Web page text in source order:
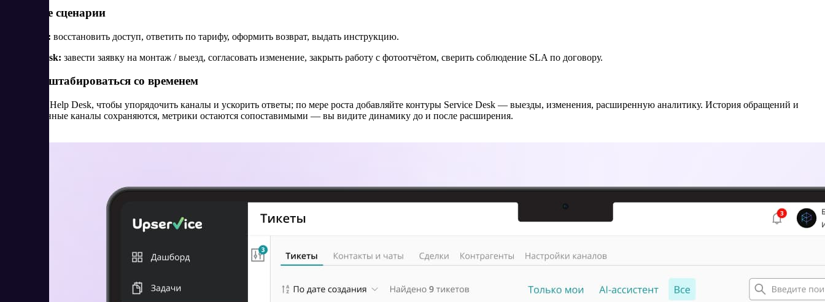
Типовые сценарии
Help Desk: восстановить доступ, ответить по тарифу, оформить возврат, выдать инструкцию.
Service Desk: завести заявку на монтаж / выезд, согласовать изменение, закрыть работу с фотоотчётом, сверить соблюдение SLA по договору.
Как масштабироваться со временем
Начните с Help Desk, чтобы упорядочить каналы и ускорить ответы; по мере роста добавляйте контуры Service Desk — выезды, изменения, расширенную аналитику. История обращений и
подключённые каналы сохраняются, метрики остаются сопоставимыми — вы видите динамику до и после расширения.